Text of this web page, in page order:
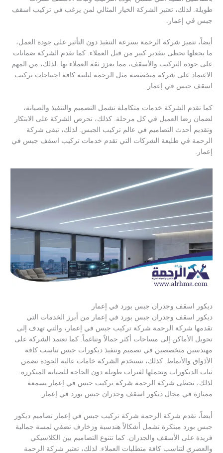
طويلة. لذلك، تعتبر الشركة الخيار المثالي لمن يرغب في تركيب اسقف
جبس في إعمار.
أيضاً، تتميز شركة الرحمة بسرعة التنفيذ دون التأثير على جودة العمل،
ما يجعلها تحظى بتقدير كبير من قبل العملاء. كما تقدم الشركة ضمانات
على جودة التركيب والأسقف، مما يعزز ثقة العملاء بها. لذلك، من المهم
الاعتماد على شركة متخصصة مثل الرحمة لتلبية كافة احتياجات تركيب
اسقف جبس في إعمار.
كما تقدم الشركة خدمات متكاملة تشمل التصميم والتنفيذ والصيانة،
لضمان رضا العميل في كل مرحلة. كذلك، تحرص الشركة على الابتكار
وتقديم أحدث التصاميم في عالم تركيب الجبس. لذلك، تبقى شركة
الرحمة في طليعة الشركات التي تقدم خدمات تركيب اسقف جبس في
إعمار.
ديكور اسقف وجدران جبس بورد في إعمار
ديكور اسقف وجدران جبس بورد في إعمار من أبرز الخدمات التي
تقدمها شركة الرحمة شركة تركيب جبس في إعمار، والتي تهدف إلى
تحويل الأماكن إلى مساحات أكثر جمالاً وتناغماً. كما تعتمد الشركة على
مهندسين متخصصين في تصميم وتنفيذ ديكورات جبس تناسب كافة
الأذواق والأنماط. كذلك، تستخدم الشركة خامات عالية الجودة تضمن
ثبات الديكورات وتحملها لفترات طويلة دون الحاجة للصيانة المتكررة.
لذلك، تحظى شركة الرحمة شركة تركيب جبس في إعمار بسمعة
ممتازة في مجال ديكور اسقف وجدران جبس بورد في إعمار.
أيضاً، تقدم شركة الرحمة شركة تركيب جبس في إعمار تصاميم ديكور
جبس بورد مبتكرة تشمل أشكالاً هندسية وزخارف تضفي لمسة جمالية
فريدة على الأسقف والجدران. كما تتنوع التصاميم بين الكلاسيكي
والعصري لتناسب كافة متطلبات العملاء. لذلك، تعتبر شركة الرحمة